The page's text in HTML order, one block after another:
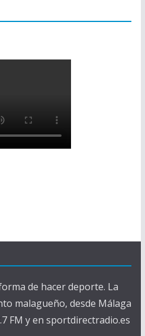
de hacer deporte. La
malagueño, desde Málaga
FM y en sportdirectradio.es